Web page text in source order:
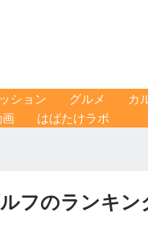
ション グルメ カ
画 はばたけラボ
フのランキン